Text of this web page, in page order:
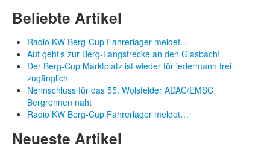
Beliebte Artikel
Radio KW Berg-Cup Fahrerlager meldet…
Auf geht’s zur Berg-Langstrecke an den Glasbach!
Der Berg-Cup Marktplatz ist wieder für jedermann frei
zugänglich
Nennschluss für das 55. Wolsfelder ADAC/EMSC
Bergrennen naht
Radio KW Berg-Cup Fahrerlager meldet…
Neueste Artikel